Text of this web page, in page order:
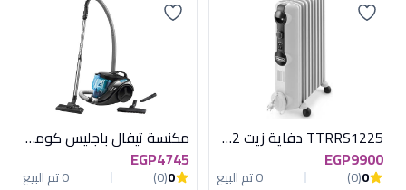
TTRRS1225 دفاية زيت 12 ريشة 2500 وات ابي
EGP9900
0
(0)
0 تم البيع
مكنسة تيفال باجليس كومبكت باور تركواز
EGP4745
0
(0)
0 تم البيع